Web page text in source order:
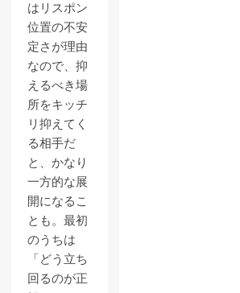
はリスポン
位置の不安
定さが理由
なので、抑
えるべき場
所をキッチ
リ抑えてく
る相手だ
と、かなり
一方的な展
開になるこ
とも。最初
のうちは
「どう立ち
回るのが正